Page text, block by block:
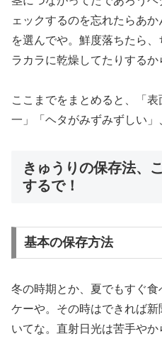
ェックするのを忘れたらあ
を選んでや。鮮度落ちたら
ラカラに乾燥してたりするか
ここまでをまとめると、「
一」「ヘタがみずみずしい」
きゅうりの保存法、
するで！
基本の保存方法
冬の時期とか、夏でもすぐ
ケーや。その時はできれば
いてな。直射日光は苦手やか